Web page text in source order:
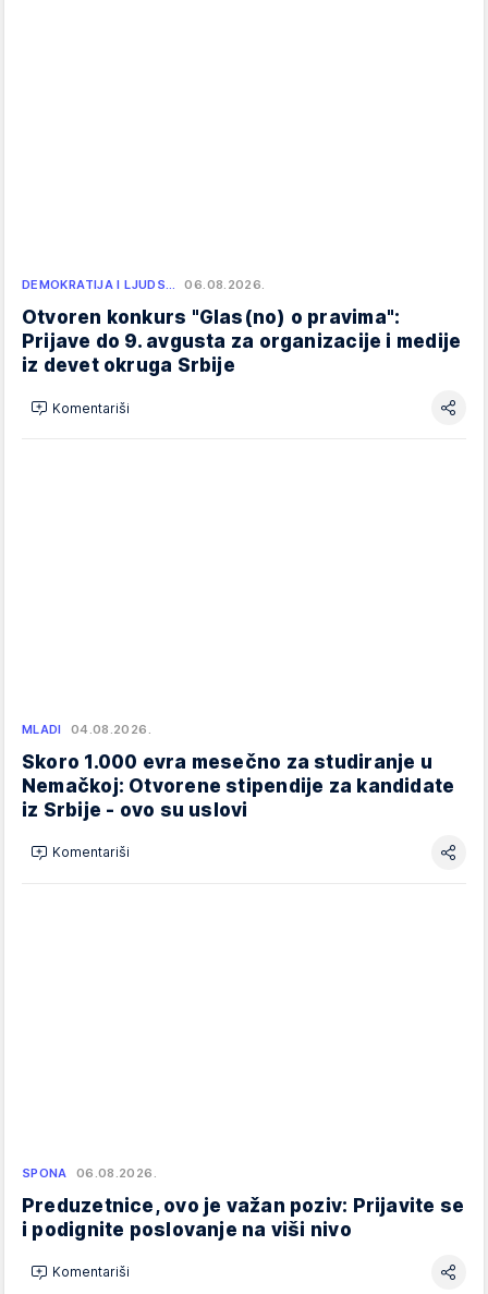
DEMOKRATIJA I LJUDS… 06.08.2026.
Otvoren konkurs "Glas(no) o pravima":
Prijave do 9. avgusta za organizacije i medije
iz devet okruga Srbije
Komentariši
MLADI 04.08.2026.
Skoro 1.000 evra mesečno za studiranje u
Nemačkoj: Otvorene stipendije za kandidate
iz Srbije - ovo su uslovi
Komentariši
SPONA 06.08.2026.
Preduzetnice, ovo je važan poziv: Prijavite se
i podignite poslovanje na viši nivo
Komentariši